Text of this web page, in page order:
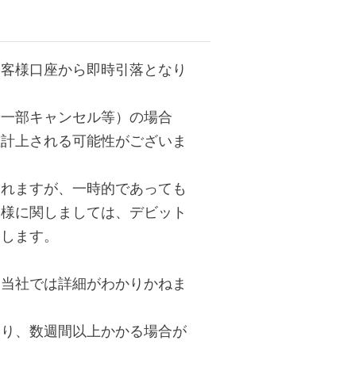
様口座から即時引落となり
部キャンセル等）の場合
上される可能性がございま
ますが、一時的であっても
に関しましては、デビット
ます。
社では詳細がわかりかねま
、数週間以上かかる場合が